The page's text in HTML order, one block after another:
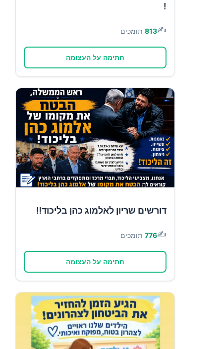
!
✍️
813 תומכים
חתימה על העצומה
דורשים שריון לאלמוג כהן בליכוד‼️
✍️
776 תומכים
חתימה על העצומה